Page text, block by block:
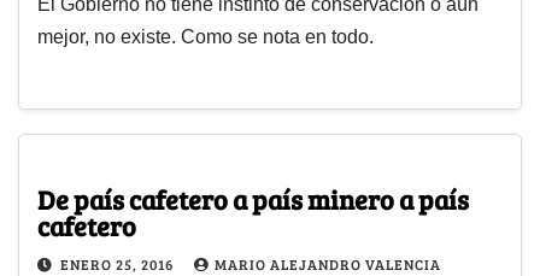
El Gobierno no tiene instinto de conservación o aún
mejor, no existe. Como se nota en todo.
De país cafetero a país minero a país
cafetero
ENERO 25, 2016 MARIO ALEJANDRO VALENCIA